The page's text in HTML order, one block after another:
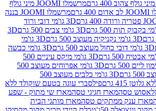
מרשמלו JOOMI מיני גולף
מרשמלו JOOMI בננה
3D גו'מי דובי ורוד
3D גו'מי צבים 500 גרם
3D
3D גו'מי
3D גו'מי כבשה
3D גו'מי מיקס עיניים 500
3D גו'מי אפרוחים מעוצב 500
3D גו'מי כלבים מעוצב 500
פילסברי עוגה בטעם שוקולד ללא
מארז חגיגי טסהמארז שי מתוק - שפע
טסהמארז מותגי הבית